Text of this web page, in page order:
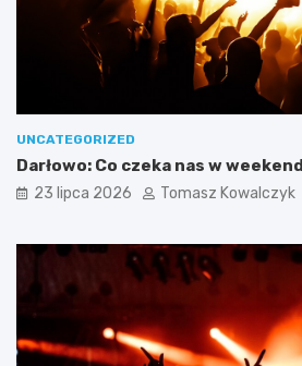
UNCATEGORIZED
Darłowo: Co czeka nas w
23 lipca 2026 Tomasz Kowalczyk